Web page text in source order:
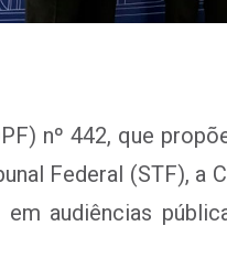
nº 442, que
Federal (STF), a
audiências